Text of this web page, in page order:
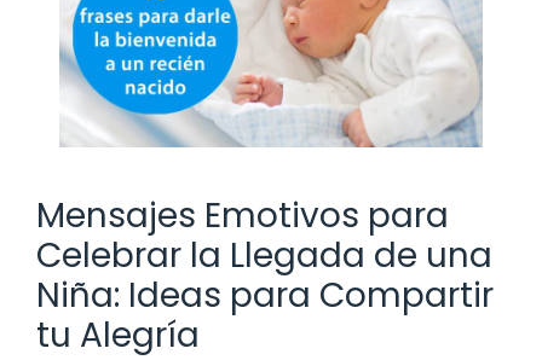
Mensajes Emotivos para
Celebrar la Llegada de una
Niña: Ideas para Compartir
tu Alegría